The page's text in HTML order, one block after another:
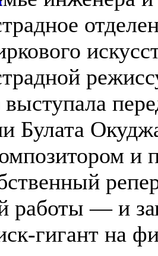
Булата
и
работы — и
гигант на